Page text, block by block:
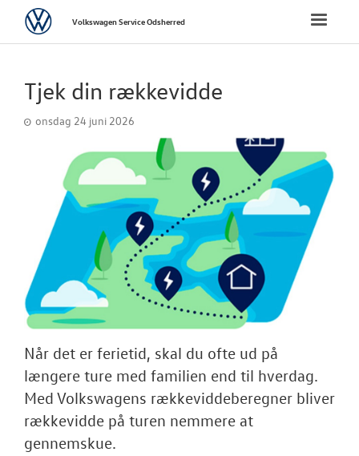
VÆRKSTED
SKADECENTER
TILBEHØR
RESERVEDELE
NYHEDER
Danmarks
Toggle
VolkswagenVolkswagen Service Odsherred
Tjek din rækkevidde
onsdag 24 juni 2026
Når det er ferietid, skal du ofte ud på
længere ture med familien end til hverdag.
Med Volkswagens rækkeviddeberegner bliver
rækkevidde på turen nemmere at
gennemskue.